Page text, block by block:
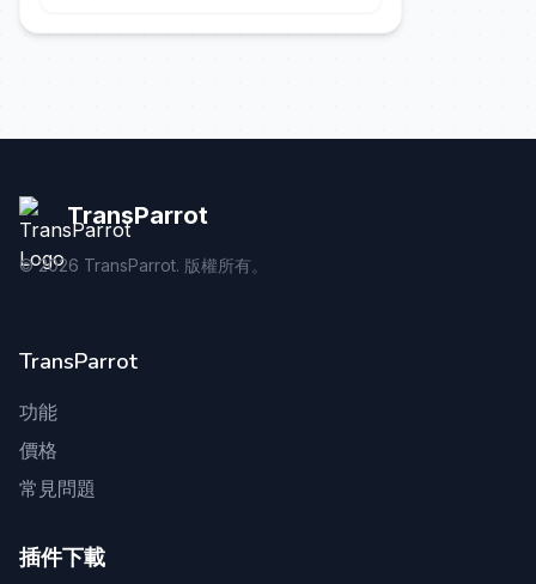
TransParrot
©2026 TransParrot. 版權所有。
TransParrot
功能
價格
常見問題
插件下載